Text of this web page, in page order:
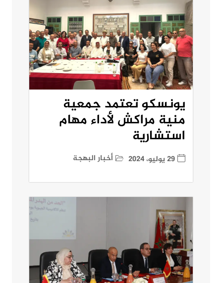
يونسكو تعتمد جمعية
منية مراكش لأداء مهام
استشارية
29 يوليو، 2024 أخبار البهجة